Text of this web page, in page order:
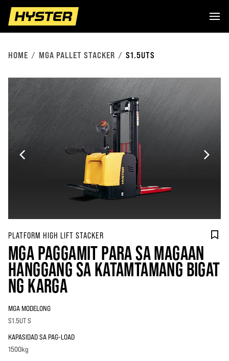
HOME MGA PALLET STACKER S1.5UTS
PLATFORM HIGH LIFT STACKER
MGA PAGGAMIT PARA SA MAGAAN
HANGGANG SA KATAMTAMANG BIGAT
NG KARGA
MGA MODELONG
S1.5UT S
KAPASIDAD SA PAG-LOAD
1500kg